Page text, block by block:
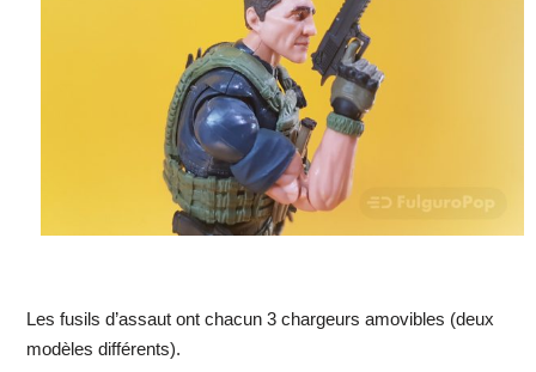
Les fusils d’assaut ont chacun 3 chargeurs amovibles (deux
modèles différents).